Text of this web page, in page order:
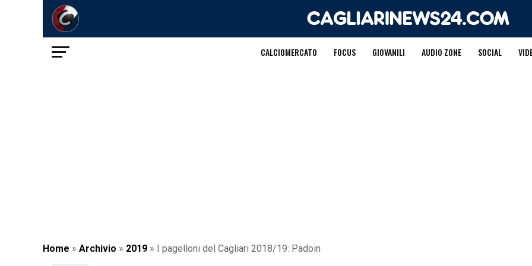
CALCIOMERCATO FOCUS GIOVANILI AUDIO ZONE SOCIAL
Home » Archivio » 2019 » I pagelloni del Cagliari 2018/19: Padoin